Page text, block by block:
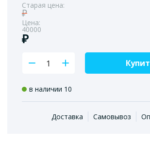
Старая цена:
₽
Цена:
40000
₽
в наличии 10
Доставка Самовывоз